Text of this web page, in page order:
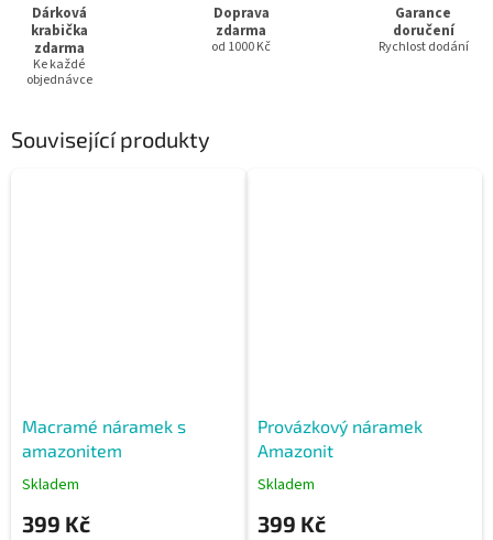
Dárková
krabička
zdarma
Ke každé
objednávce
Doprava
zdarma
od 1000 Kč
Garance
doručení
Rychlost dodání
Související produkty
Macramé náramek s
amazonitem
Skladem
399 Kč
Provázkový náramek
Amazonit
Skladem
399 Kč